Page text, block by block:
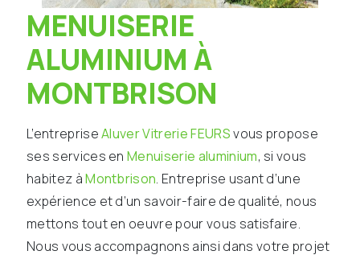
MENUISERIE
ALUMINIUM À
MONTBRISON
L’entrepriseAluver Vitrerie FEURSvous propose
ses services enMenuiserie aluminium, si vous
habitez àMontbrison. Entreprise usant d’une
expérience et d’un savoir-faire de qualité, nous
mettons tout en oeuvre pour vous satisfaire.
Nous vous accompagnons ainsi dans votre projet